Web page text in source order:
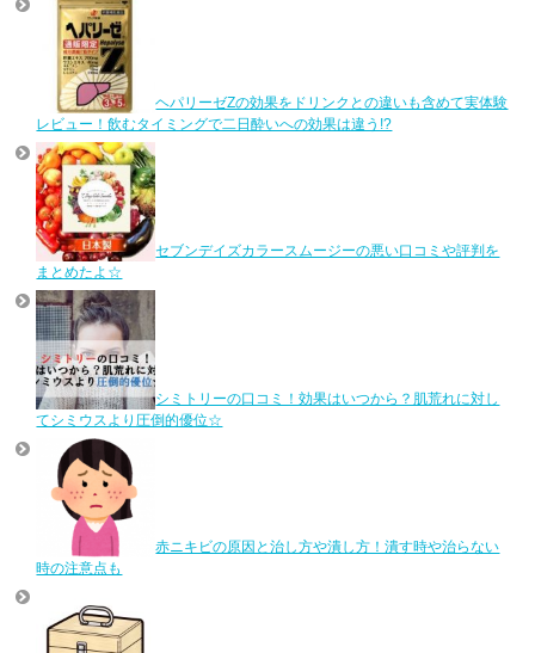
ヘパリーゼZの効果をドリンクとの違いも含めて実体験
レビュー！飲むタイミングで二日酔いへの効果は違う!?
セブンデイズカラースムージーの悪い口コミや評判を
まとめたよ☆
シミトリーの口コミ！効果はいつから？肌荒れに対し
てシミウスより圧倒的優位☆
赤ニキビの原因と治し方や潰し方！潰す時や治らない
時の注意点も